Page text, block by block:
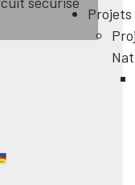
Projets